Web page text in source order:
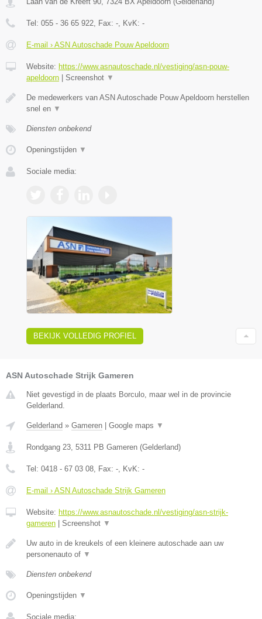
Tel: 055 - 36 65 922, Fax: -, KvK: -
E-mail › ASN Autoschade Pouw Apeldoorn
Website: https://www.asnautoschade.nl/vestiging/asn-pouw-
apeldoorn
Screenshot ▼
De medewerkers van ASN Autoschade Pouw Apeldoorn herstellen
snel en ▼
Diensten onbekend
Openingstijden ▼
Sociale media:
BEKIJK VOLLEDIG PROFIEL
ASN Autoschade Strijk Gameren
Niet gevestigd in de plaats Borculo, maar wel in de provincie
Gelderland.
Gelderland » Gameren | Google maps ▼
Rondgang 23 5311 PB Gameren (Gelderland)
Tel: 0418 - 67 03 08 , Fax: - , KvK: -
E-mail › ASN Autoschade Strijk Gameren
Website: https://www.asnautoschade.nl/vestiging/asn-strijk-
gameren | Screenshot ▼
Uw auto in de kreukels of een kleinere autoschade aan uw
personenauto of ▼
Diensten onbekend
Openingstijden ▼
Sociale media: